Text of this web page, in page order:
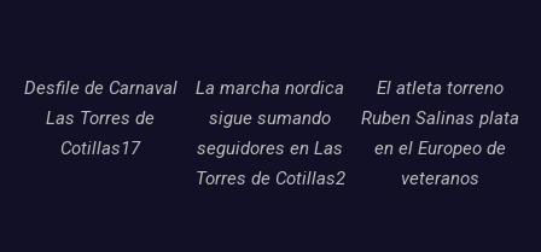
Desfile de Carnaval
Las Torres de
Cotillas17
La marcha nordica
sigue sumando
seguidores en Las
Torres de Cotillas2
El atleta torreno
Ruben Salinas plata
en el Europeo de
veteranos